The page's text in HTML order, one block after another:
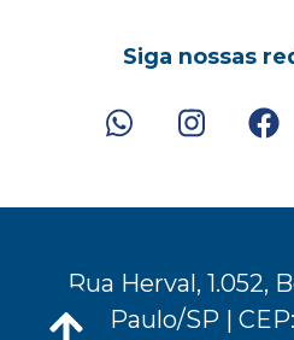
Siga nossas
Rua Herval, 1.052,
Paulo/SP |